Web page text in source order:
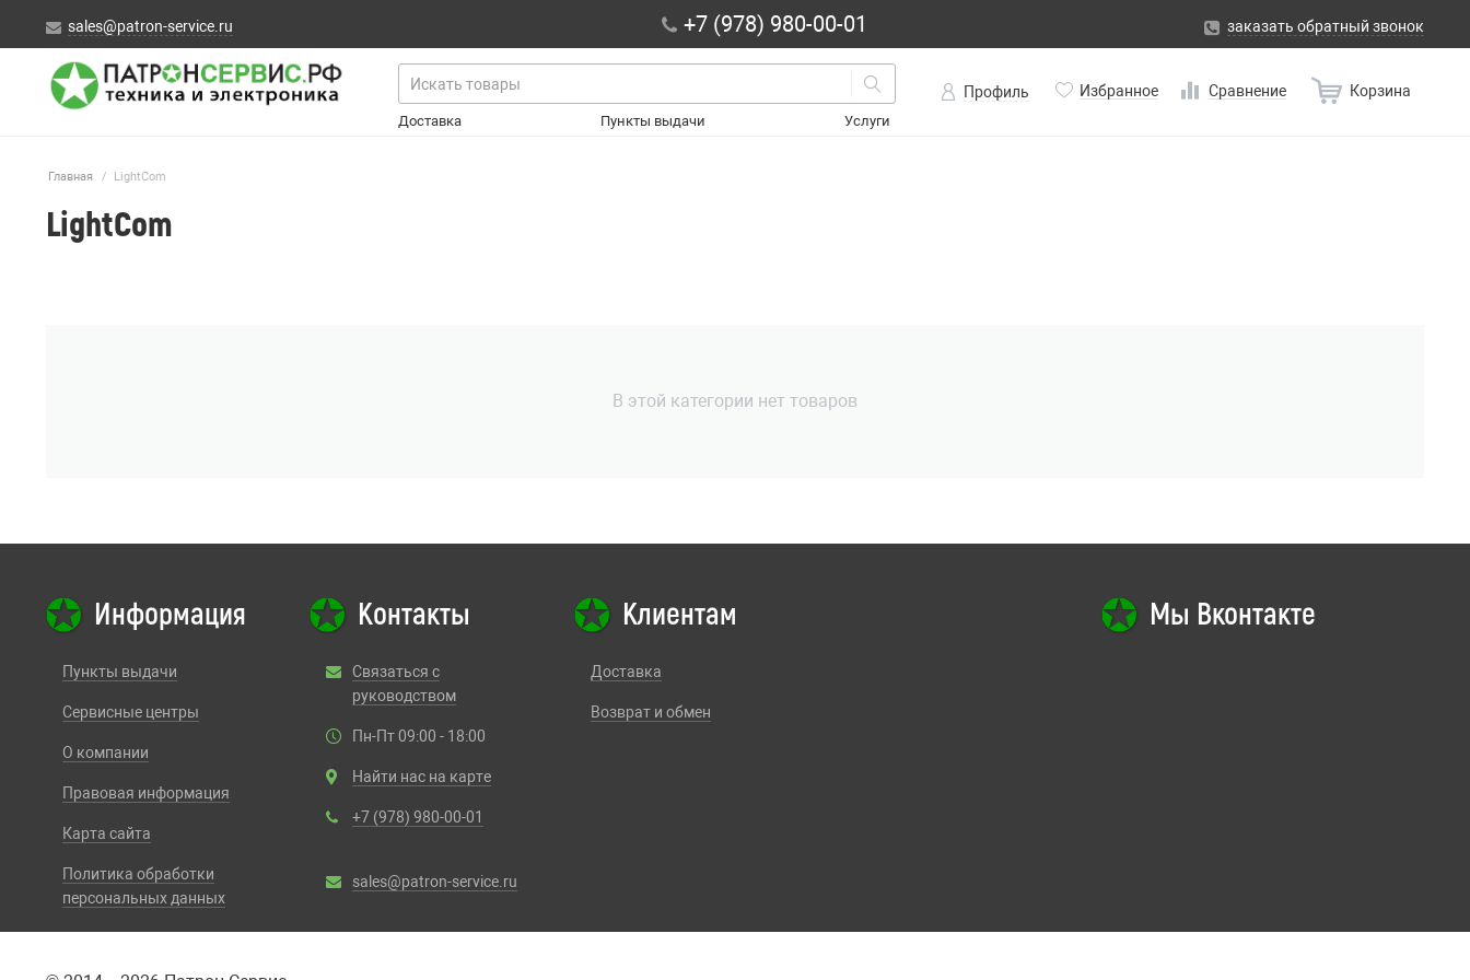
sales@patron-service.ru +7 (978) 980-00-01 заказать обратный звонок
Доставка Пункты выдачи Услуги
Профиль Избранное Сравнение Корзина
Главная / LightCom
LightCom
В этой категории нет товаров
Информация
Пункты выдачи
Сервисные центры
О компании
Правовая информация
Карта сайта
Политика обработки
персональных данных
Контакты
Связаться с
руководством
Пн-Пт 09:00 - 18:00
Найти нас на карте
+7 (978) 980-00-01
sales@patron-service.ru
Клиентам
Доставка
Возврат и обмен
Мы Вконтакте